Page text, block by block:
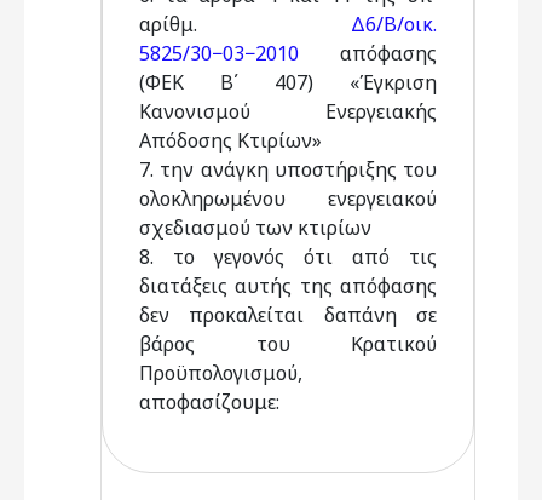
αρίθμ. Δ6/Β/οικ.
5825/30−03−2010 απόφασης
(ΦΕΚ Β΄ 407) «Έγκριση
Κανονισμού Ενεργειακής
Απόδοσης Κτιρίων»
7. την ανάγκη υποστήριξης του
ολοκληρωμένου ενεργειακού
σχεδιασμού των κτιρίων
8. το γεγονός ότι από τις
διατάξεις αυτής της απόφασης
δεν προκαλείται δαπάνη σε
βάρος του Κρατικού
Προϋπολογισμού,
αποφασίζουμε: